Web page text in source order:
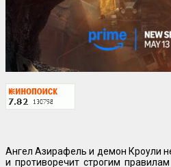
Ангел Азирафель и демон Кроули
и противоречит строгим